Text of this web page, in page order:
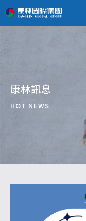
康林訊息
HOT NEWS